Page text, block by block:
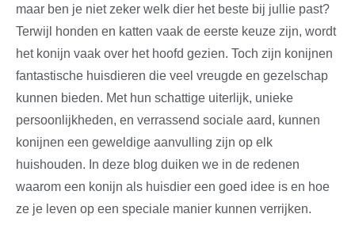
maar ben je niet zeker welk dier het beste bij jullie past?
Terwijl honden en katten vaak de eerste keuze zijn, wordt
het konijn vaak over het hoofd gezien. Toch zijn konijnen
fantastische huisdieren die veel vreugde en gezelschap
kunnen bieden. Met hun schattige uiterlijk, unieke
persoonlijkheden, en verrassend sociale aard, kunnen
konijnen een geweldige aanvulling zijn op elk
huishouden. In deze blog duiken we in de redenen
waarom een konijn als huisdier een goed idee is en hoe
ze je leven op een speciale manier kunnen verrijken.